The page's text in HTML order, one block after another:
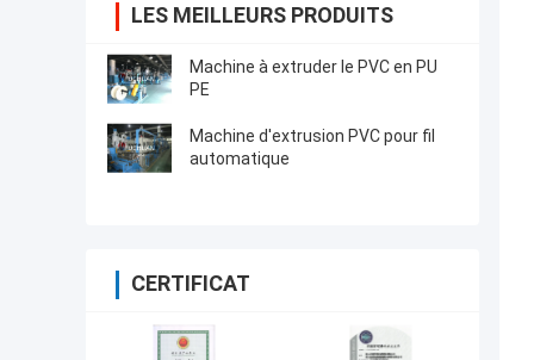
LES MEILLEURS PRODUITS
Machine à extruder le PVC en PU
PE
Machine d'extrusion PVC pour fil
automatique
CERTIFICAT